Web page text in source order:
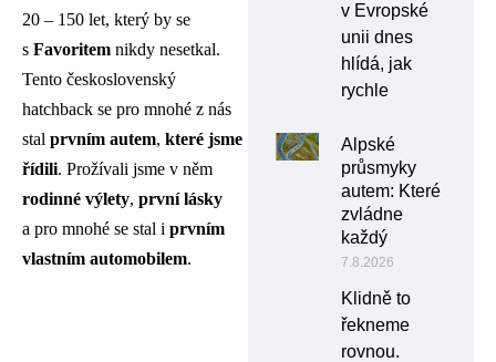
20 – 150 let, který by se
s Favoritem nikdy nesetkal.
Tento československý
hatchback se pro mnohé z nás
stal prvním autem, které jsme
řídili. Prožívali jsme v něm
rodinné výlety, první lásky
a pro mnohé se stal i prvním
vlastním automobilem.
v Evropské
unii dnes
hlídá, jak
rychle
Alpské
průsmyky
autem: Které
zvládne
každý
7.8.2026
Klidně to
řekneme
rovnou.